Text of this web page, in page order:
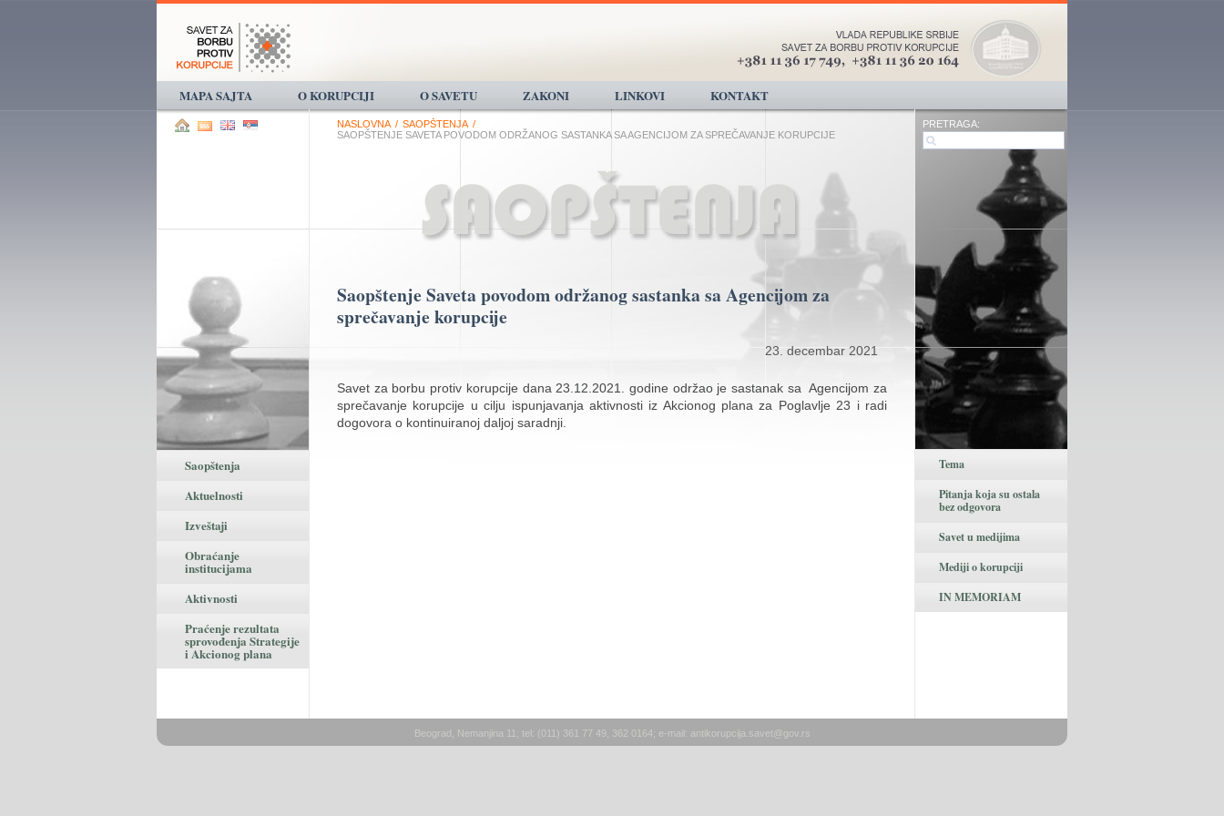
MAPA SAJTA O KORUPCIJI O SAVETU ZAKONI LINKOVI KONTAKT
Saopštenja
Aktuelnosti
Izveštaji
Obraćanje
institucijama
Aktivnosti
Praćenje rezultata
sprovođenja Strategije
i Akcionog plana
NASLOVNA / SAOPŠTENJA /
SAOPŠTENJE SAVETA POVODOM ODRŽANOG SASTANKA SA AGENCIJOM ZA SPREČAVANJE KORUPCIJE
Saopštenje Saveta povodom održanog sastanka sa Agencijom za
sprečavanje korupcije
23. decembar 2021
Savet za borbu protiv korupcije dana 23.12.2021. godine održao je sastanak sa Agencijom za
sprečavanje korupcije u cilju ispunjavanja aktivnosti iz Akcionog plana za Poglavlje 23 i radi
dogovora o kontinuiranoj daljoj saradnji.
PRETRAGA:
Tema
Pitanja koja su ostala
bez odgovora
Savet u medijima
Mediji o korupciji
IN MEMORIAM
Beograd, Nemanjina 11; tel: (011) 361 77 49, 362 0164; e-mail: antikorupcija.savet@gov.rs